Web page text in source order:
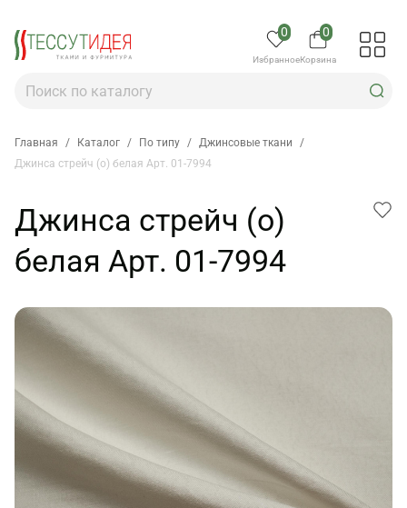
0
Избранное
0
Корзина
Главная / Каталог / По типу / Джинсовые ткани
/
Джинса стрейч (о) белая Арт. 01-7994
Джинса стрейч (о)
белая Арт. 01-7994